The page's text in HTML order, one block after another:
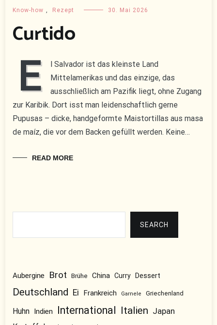
Know-how Rezept 30. Mai 2026
Curtido
E
l Salvador ist das kleinste Land
Mittelamerikas und das einzige, das
ausschließlich am Pazifik liegt, ohne Zugang
zur Karibik. Dort isst man leidenschaftlich gerne
Pupusas – dicke, handgeformte Maistortillas aus masa
de maíz, die vor dem Backen gefüllt werden. Keine…
READ MORE
SEARCH
Aubergine Brot Brühe China Curry Dessert
Deutschland Ei Frankreich Garnele Griechenland
Huhn Indien International Italien Japan